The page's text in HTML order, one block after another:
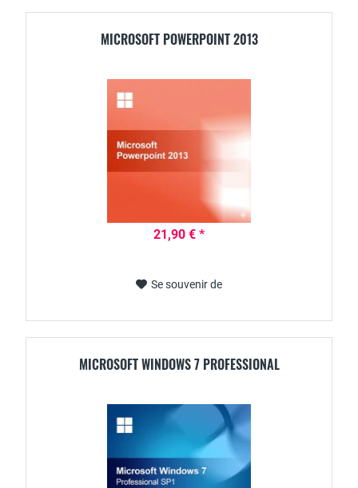
MICROSOFT POWERPOINT 2013
21,90 € *
Se souvenir de
MICROSOFT WINDOWS 7 PROFESSIONAL